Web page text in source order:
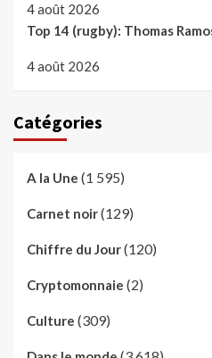
4 août 2026
Top 14 (rugby): Thomas
4 août 2026
Catégories
A la Une (1 595)
Carnet noir(129)
Chiffre du Jour(120)
Cryptomonnaie (2)
Culture (309)